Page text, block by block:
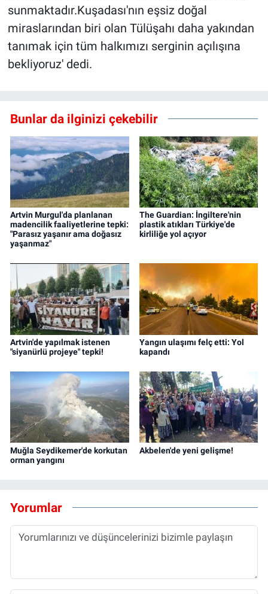
sunmaktadır.Kuşadası'nın eşsiz doğal
miraslarından biri olan Tülüşahı daha yakından
tanımak için tüm halkımızı serginin açılışına
bekliyoruz' dedi.
Bunlar da ilginizi çekebilir
Artvin Murgul'da planlanan
madencilik faaliyetlerine tepki:
"Parasız yaşanır ama doğasız
yaşanmaz"
The Guardian: İngiltere'nin
plastik atıkları Türkiye'de
kirliliğe yol açıyor
Artvin'de yapılmak istenen
"siyanürlü projeye" tepki!
Yangın ulaşımı felç etti: Yol
kapandı
Muğla Seydikemer'de korkutan
orman yangını
Akbelen'de yeni gelişme!
Yorumlar